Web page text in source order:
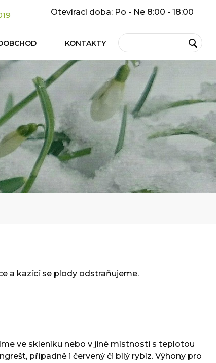
KONTAKTY
Otevírací doba: Po - Ne 8:00 - 18:00
a kazící se plody odstraňujeme.
ve skleníku nebo v jiné místnosti s teplotou
případně i červený či bílý rybíz. Výhony pro